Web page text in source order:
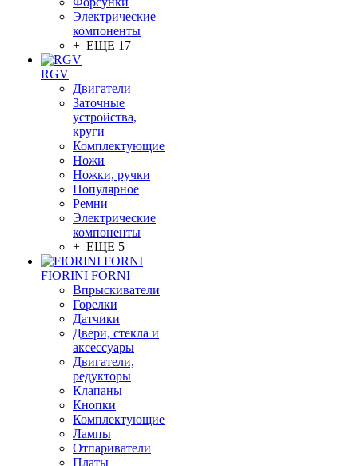
Электрические
компоненты
+ ЕЩЕ 17
RGV
Двигатели
Заточные
устройства,
круги
Комплектующие
Ножи
Ножки, ручки
Популярное
Ремни
Электрические
компоненты
+ ЕЩЕ 5
FIORINI FORNI
Впрыскиватели
Горелки
Датчики
Двери, стекла и
аксессуары
Двигатели,
редукторы
Клапаны
Кнопки
Комплектующие
Лампы
Отпариватели
Платы